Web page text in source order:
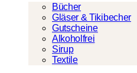
Bücher
Gläser & Tikibecher
Gutscheine
Alkoholfrei
Sirup
Textile